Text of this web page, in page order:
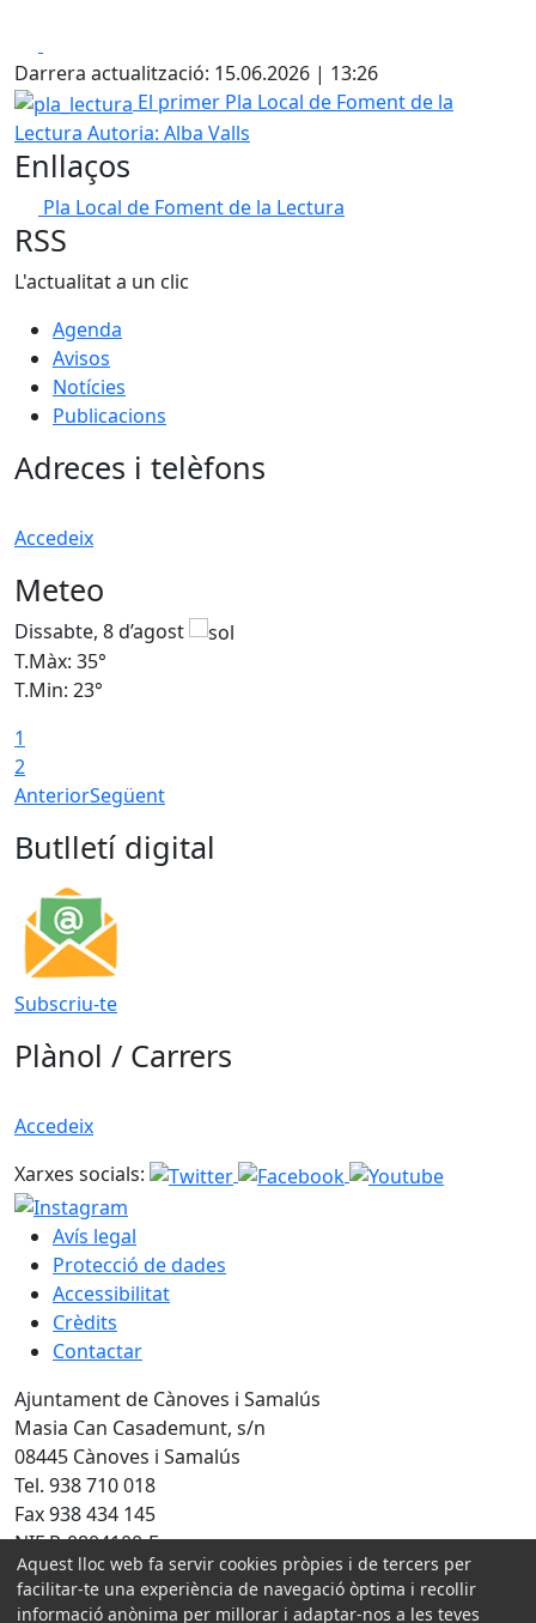
Darrera actualització: 15.06.2026 | 13:26
pla_lectura
El primer Pla Local de Foment de la
Lectura Autoria: Alba Valls
Enllaços
Pla Local de Foment de la Lectura
RSS
L'actualitat a un clic
Agenda
Avisos
Notícies
Publicacions
Adreces i telèfons
Accedeix
Meteo
Dissabte, 8 d’agost
T.Màx: 35°
T.Min: 23°
1
2
AnteriorSegüent
Butlletí digital
Subscriu-te
Plànol / Carrers
Accedeix
Xarxes socials:
Avís legal
Protecció de dades
Accessibilitat
Crèdits
Contactar
Ajuntament de Cànoves i Samalús
Masia Can Casademunt, s/n
08445 Cànoves i Samalús
Tel. 938 710 018
Fax 938 434 145
NIF P-0804100-F
Amb la col·laboració de:
Aquest lloc web fa servir cookies pròpies i de tercers per
facilitar-te una experiència de navegació òptima i recollir
informació anònima per millorar i adaptar-nos a les teves